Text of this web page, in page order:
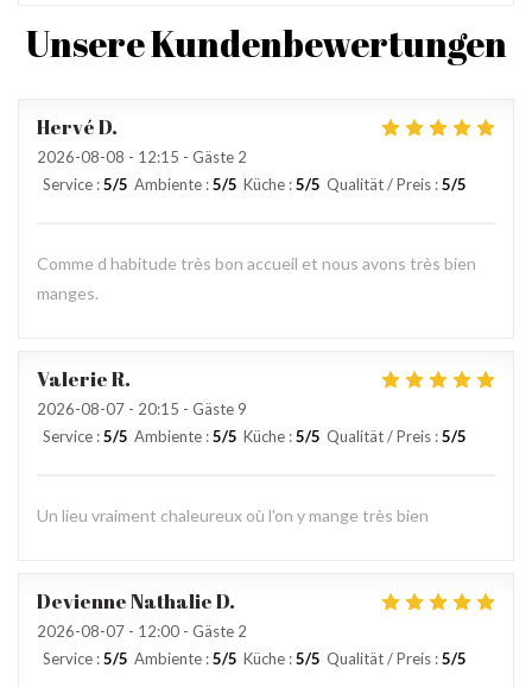
Unsere Kundenbewertungen
HervéD
2026-08-08 - 12:15 - Gäste 2
Service :5/5 Ambiente :5/5 Küche :5/5 Qualität / Preis :5/5
Comme d habitude très bon accueil et nous avons très bien
manges.
ValerieR
2026-08-07 - 20:15 - Gäste 9
Service :5/5 Ambiente :5/5 Küche :5/5 Qualität / Preis :5/5
Un lieu vraiment chaleureux où l'on y mange très bien
Devienne NathalieD
2026-08-07 - 12:00 - Gäste 2
Service :5/5 Ambiente :5/5 Küche :5/5 Qualität / Preis :5/5